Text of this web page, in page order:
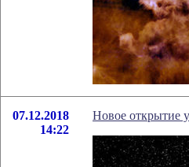
07.12.2018
14:22
Новое открытие